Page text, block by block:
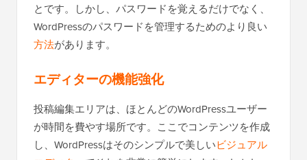
とです。しかし、パスワードを覚えるだけでなく、
WordPressのパスワードを管理するためのより良い
方法があります。
エディターの機能強化
投稿編集エリアは、ほとんどのWordPressユーザー
が時間を費やす場所です。ここでコンテンツを作成
し、WordPressはそのシンプルで美しいビジュアル